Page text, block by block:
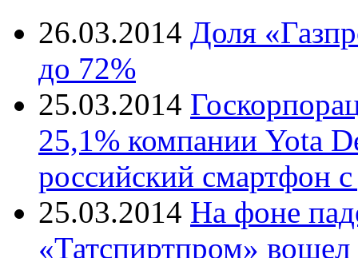
26.03.2014 Доля
до 72%
25.03.2014
25,1% компании Yota
российский смартфон
25.03.2014 На фоне
«Татспиртпром»